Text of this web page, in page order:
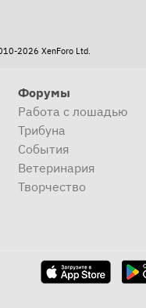
2026 XenForo Ltd.
Форумы
Работа с лошадью
Трибуна
События
Ветеринария
Творчество